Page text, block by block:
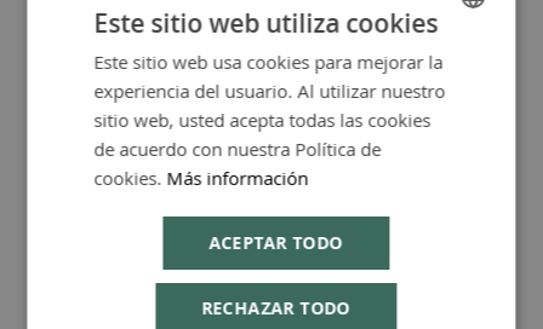
SPANISH
ENGLISH
Este sitio web utiliza cookies
Este sitio web usa cookies para mejorar la
experiencia del usuario. Al utilizar nuestro
sitio web, usted acepta todas las cookies
de acuerdo con nuestra Política de
cookies. Más información
ACEPTAR TODO
RECHAZAR TODO